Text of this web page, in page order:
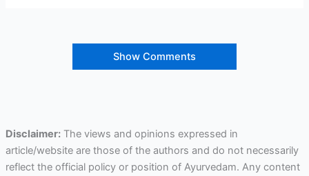
Show Comments
Disclaimer:The views and opinions expressed in
article/website are those of the authors and do not necessarily
reflect the official policy or position of Ayurvedam. Any content